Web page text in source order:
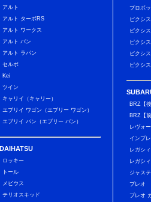
アルト
アルト ターボRS
アルト ワークス
アルト バン
アルト ラパン
セルボ
Kei
ツイン
キャリイ（キャリー）
エブリイ ワゴン（エブリー ワゴン）
エブリイ バン（エブリー バン）
DAIHATSU
ロッキー
トール
メビウス
テリオスキッド
プロボ
ピクシ
ピクシ
ピクシ
ピクシ
ピクシ
BRZ【
BRZ【
レヴォ
インプ
レガシ
レガシ
ジャス
プレオ
プレオ